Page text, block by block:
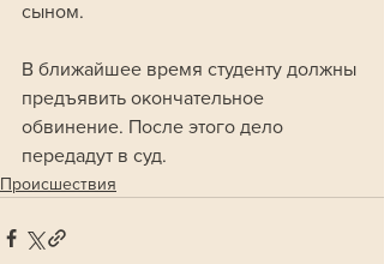
сыном.
В ближайшее время студенту должны
предъявить окончательное
обвинение. После этого дело
передадут в суд.
Происшествия